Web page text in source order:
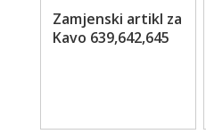
Zamjenski artikl za
Kavo 639,642,645